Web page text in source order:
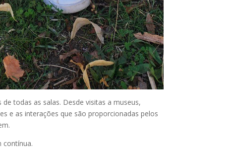
todas as salas. Desde visitas a museus,
e as interações que são proporcionadas pelos
contínua.